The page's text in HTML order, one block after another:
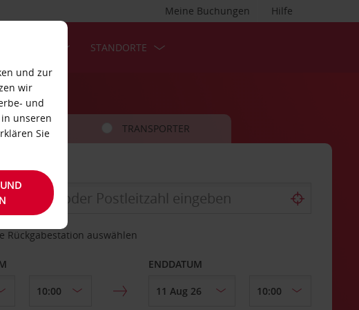
Hilfe
Meine Buchungen
STANDORTE
TRANSPORTER
Rückgabestation auswählen
ENDDATUM
und zur
wir
und
unseren
Sie